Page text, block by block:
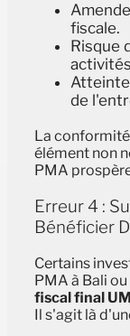
fiscale.
Risque
de
La
élément non
PMA
Erreur 4 :
Bénéficier
Certains
PMA à Bali
fiscal final
Il s'agit là